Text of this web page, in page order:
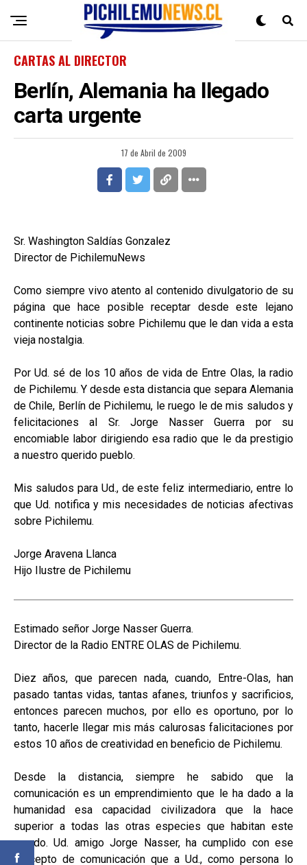
CARTAS AL DIRECTOR
Berlín, Alemania ha llegado
carta urgente
17 de Abril de 2009
Sr. Washington Saldías Gonzalez
Director de PichilemuNews
Como siempre vivo atento al contenido divulgatorio de su
página que hace posible receptar desde este lejano
continente noticias sobre Pichilemu que le dan vida a esta
vieja nostalgia.
Por Ud. sé de los 10 años de vida de Entre Olas, la radio
de Pichilemu. Y desde esta distancia que separa Alemania
de Chile, Berlín de Pichilemu, le ruego le de mis saludos y
felicitaciones al Sr. Jorge Nasser Guerra por su
encomiable labor dirigiendo esa radio que le da prestigio
a nuestro querido pueblo.
Mis saludos para Ud., de este feliz intermediario, entre lo
que Ud. notifica y mis necesidades de noticias afectivas
sobre Pichilemu.
Jorge Aravena Llanca
Hijo Ilustre de Pichilemu
Estimado señor Jorge Nasser Guerra.
Director de la Radio ENTRE OLAS de Pichilemu.
Diez años, que parecen nada, cuando, Entre-Olas, han
pasado tantas vidas, tantas afanes, triunfos y sacrificios,
entonces parecen muchos, por ello es oportuno, por lo
tanto, hacerle llegar mis más calurosas falicitaciones por
estos 10 años de creatividad en beneficio de Pichilemu.
Desde la distancia, siempre he sabido que la
comunicación es un emprendimiento que le ha dado a la
humanidad esa capacidad civilizadora que la hace
superior a todas las otras especies que habitan este
mundo. Ud. amigo Jorge Nasser, ha cumplido con ese
precepto de comunicación que a Ud., como persona lo